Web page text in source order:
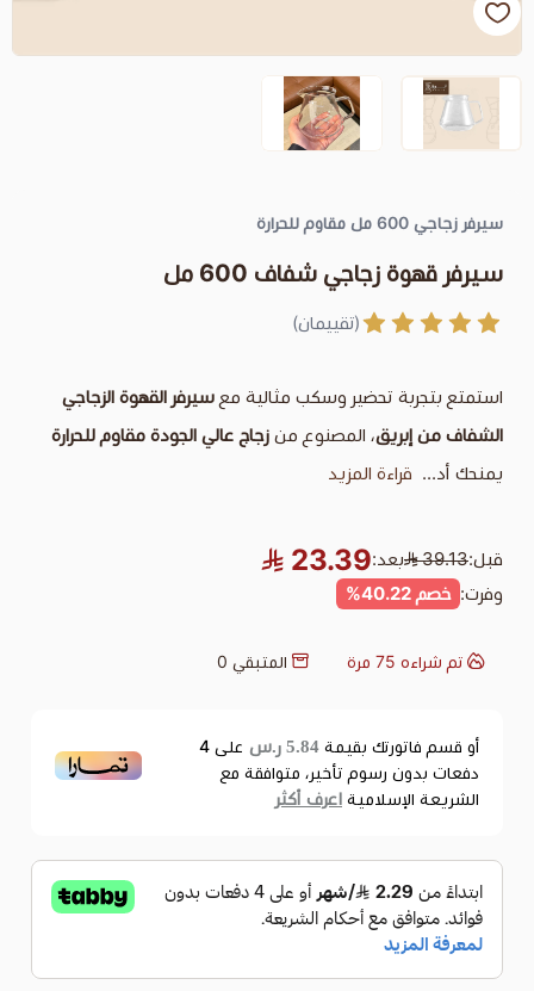
شفاف 600 مل
(تقييمان)
وسكب مثالية معسيرفر القهوة الزجاجي
، المصنوع من زجاج عالي الجودة مقاوم للحرارة
المزيد
23.39
المتبقي 0
بقيمة 5.84 ر.س على4
تأخير، متوافقة مع
اعرف أكثر